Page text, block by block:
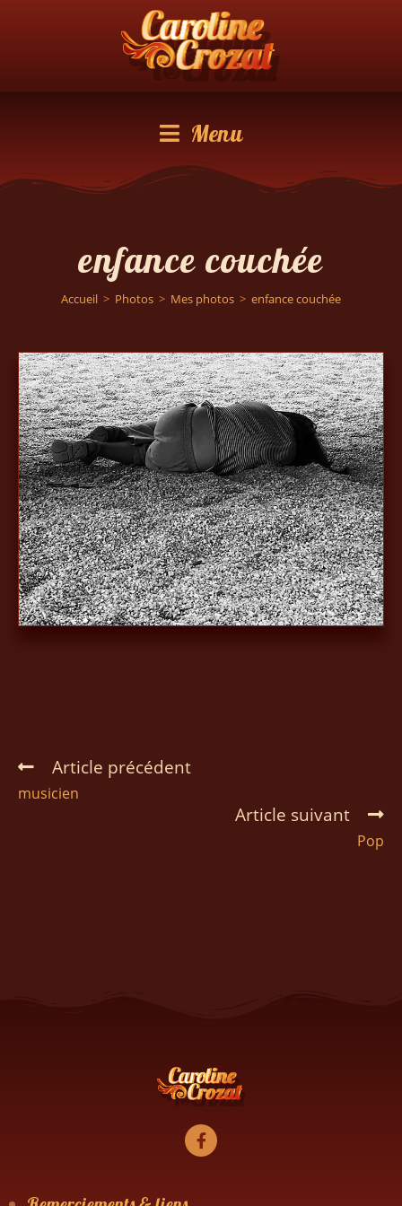
Menu
enfance couchée
Accueil > Photos > Mes photos > enfance couchée
Article précédent
musicien
Article suivant
Pop